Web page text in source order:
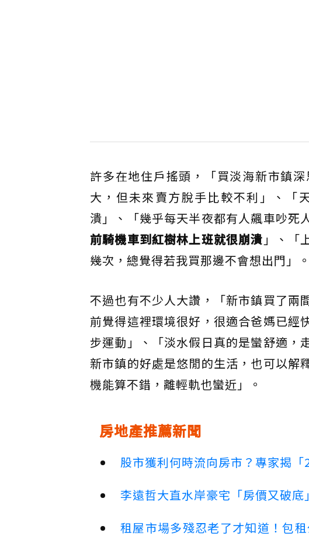
許多在地住戶搖頭，「買淡海新市鎮
大，但未來賣方脫手比較不利」、「
潰」、「幾乎每天半夜都有人飆車吵死
前騎機車到紅樹林上班就很崩潰 」、「
幾次，總覺得若我買那邊不會想出門」。
不過也有不少人大讚，「新市鎮買了兩
前覺得這裡環境很好，很適合爸媽已經
步運動」、「淡水假日真的是蠻舒適，
新市鎮的好處是悠閒的生活，也可以解
機能算不錯，離輕軌也蠻近」。
房地產推薦新聞
股市獲利何時流向房市？專家揭
李遠哲大直水岸豪宅「房價又破底
租屋市場多殘忍老了才知道！包